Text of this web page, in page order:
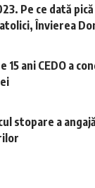
Pe ce dată pică
Învierea
15 ani CEDO a
stopare a